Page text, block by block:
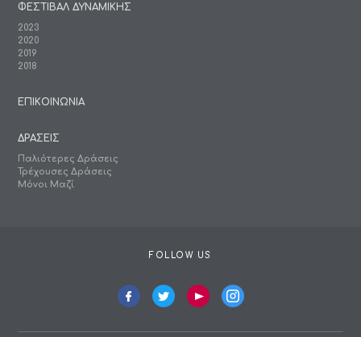
ΦΕΣΤΙΒΑΛ ΔΥΝΑΜΙΚΗΣ
2023
2020
2019
2018
ΕΠΙΚΟΙΝΩΝΙΑ
ΔΡΑΣΕΙΣ
Παλιότερες Δράσεις
Τρέχουσες Δράσεις
Μόνοι Μαζί
FOLLOW US